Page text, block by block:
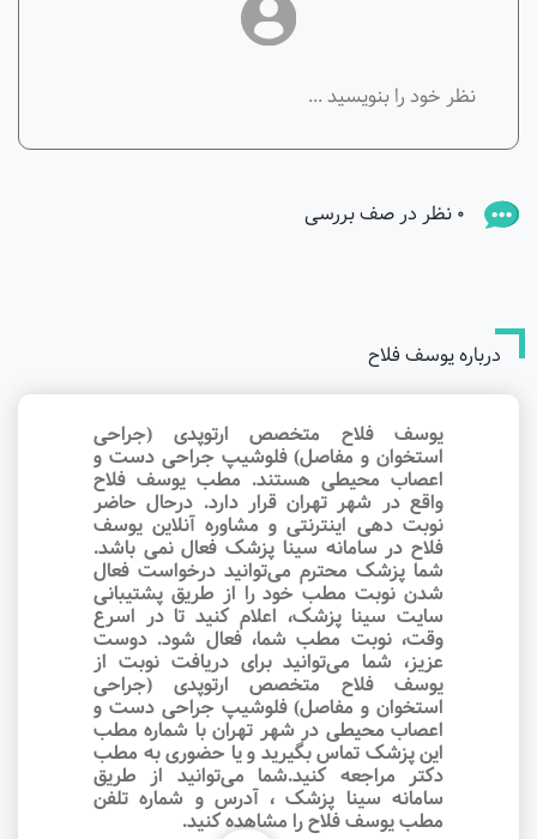
0 نظر در صف بررسی
درباره یوسف فلاح
یوسف فلاح متخصص ارتوپدی (جراحی
استخوان و مفاصل) فلوشیپ جراحی دست و
اعصاب محیطی هستند. مطب یوسف فلاح
واقع در شهر تهران قرار دارد. درحال حاضر
نوبت‌ دهی اینترنتی و مشاوره آنلاین یوسف
فلاح در سامانه سینا پزشک فعال نمی باشد.
شما پزشک محترم می‌توانید درخواست فعال
شدن نوبت مطب خود را از طریق پشتیبانی
سایت سینا پزشک، اعلام کنید تا در اسرع
وقت‌، نوبت مطب شما، فعال شود. دوست
عزیز، شما می‌توانید برای دریافت نوبت از
یوسف فلاح متخصص ارتوپدی (جراحی
استخوان و مفاصل) فلوشیپ جراحی دست و
اعصاب محیطی در شهر تهران با شماره مطب
این پزشک تماس بگیرید و یا حضوری به مطب
دکتر مراجعه کنید.شما می‌توانید از طریق
سامانه سینا پزشک ، آدرس و شماره تلفن
مطب یوسف فلاح را مشاهده کنید.